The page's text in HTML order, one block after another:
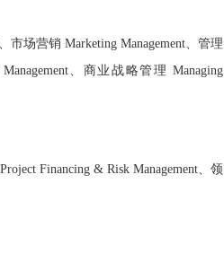
市场营销 Marketing Management、管理
、商业战略管理 Managing
Financing & Risk Management、领